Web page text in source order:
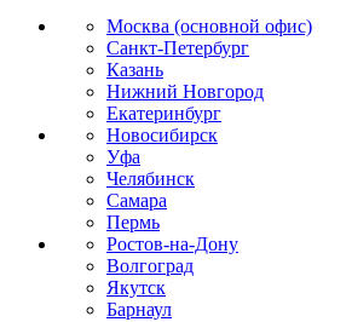
Москва (основной офис)
Санкт-Петербург
Казань
Нижний Новгород
Екатеринбург
Новосибирск
Уфа
Челябинск
Самара
Пермь
Ростов-на-Дону
Волгоград
Якутск
Барнаул